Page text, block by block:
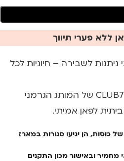
ללא פערי תיווך
לשבירה – חיוניות לכל
עשויות פוליקרבונט, כוסיות ה SUPERGLAS דגם CLUB7 של המותג הגרמני
לפאן אמיתי.
בודדות – בהזמנה של 12 יחידות של כוסות, הן יגיעו סגורות במארז
ובאישור מכון התקנים